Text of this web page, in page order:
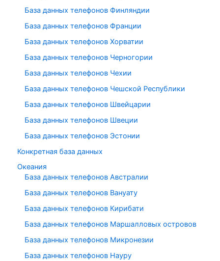
База данных телефонов Финляндии
База данных телефонов Франции
База данных телефонов Хорватии
База данных телефонов Черногории
База данных телефонов Чехии
База данных телефонов Чешской Республики
База данных телефонов Швейцарии
База данных телефонов Швеции
База данных телефонов Эстонии
Конкретная база данных
Океания
База данных телефонов Австралии
База данных телефонов Вануату
База данных телефонов Кирибати
База данных телефонов Маршалловых островов
База данных телефонов Микронезии
База данных телефонов Науру